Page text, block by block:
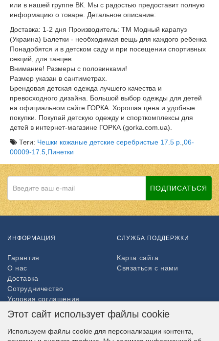
или в нашей группе ВК. Мы с радостью предоставит полную
информацию о товаре. Детальное описание:
Доставка: 1-2 дня Производитель: ТМ Модный карапуз
(Украина) Балетки - необходимая вещь для каждого ребенка
Понадобятся и в детском саду и при посещении спортивных
секций, для танцев.
Внимание! Размеры с половинками!
Размер указан в сантиметрах.
Брендовая детская одежда лучшего качества и
превосходного дизайна. Большой выбор одежды для детей
на официальном сайте ГОРКА. Хорошая цена и удобные
покупки. Покупай детскую одежду и спорткомплексы для
детей в интернет-магазине ГОРКА (gorka.com.ua).
Теги: Чешки кожаные детские серебристые 17.5 р. 06-
00009-17.5 Пинетки
ПОДПИСАТЬСЯ
ИНФОРМАЦИЯ
Гарантия
О нас
Доставка
Сотрудничество
Условия соглашения
Возврат товара
СЛУЖБА ПОДДЕРЖКИ
Карта сайта
Связаться с нами
Этот сайт использует файлы cookie
Используем файлы cookie для персонализации контента,